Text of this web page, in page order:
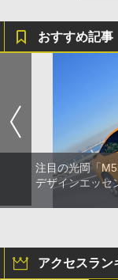
おすすめ記事
注目の光岡「
デザインエッセ
アクセスラン